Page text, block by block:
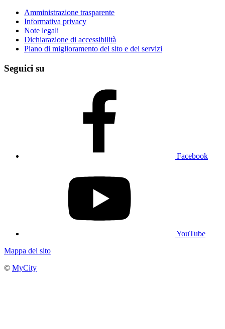
Amministrazione trasparente
Informativa privacy
Note legali
Dichiarazione di accessibilità
Piano di miglioramento del sito e dei servizi
Seguici su
Facebook
YouTube
Mappa del sito
© MyCity